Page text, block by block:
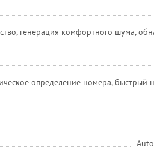
генерация комфортного шума,
определение номера, быстрый